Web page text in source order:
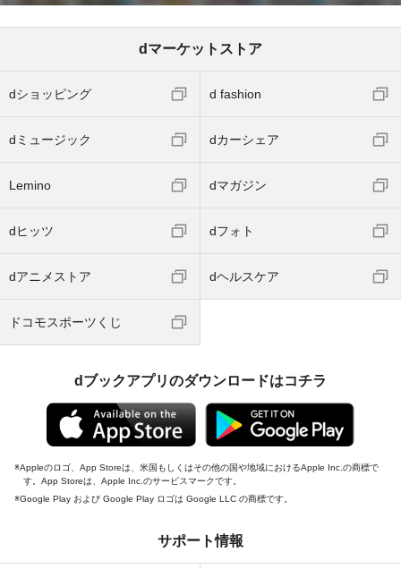
dマーケットストア
dショッピング d fashion
dミュージック dカーシェア
Lemino dマガジン
dヒッツ dフォト
dアニメストア dヘルスケア
ドコモスポーツくじ
dブックアプリのダウンロードはコチラ
Appleのロゴ、App Storeは、米国もしくはその他の国や地域におけるApple Inc.の商標で
す。App Storeは、Apple Inc.のサービスマークです。
Google Play および Google Play ロゴは Google LLC の商標です。
サポート情報